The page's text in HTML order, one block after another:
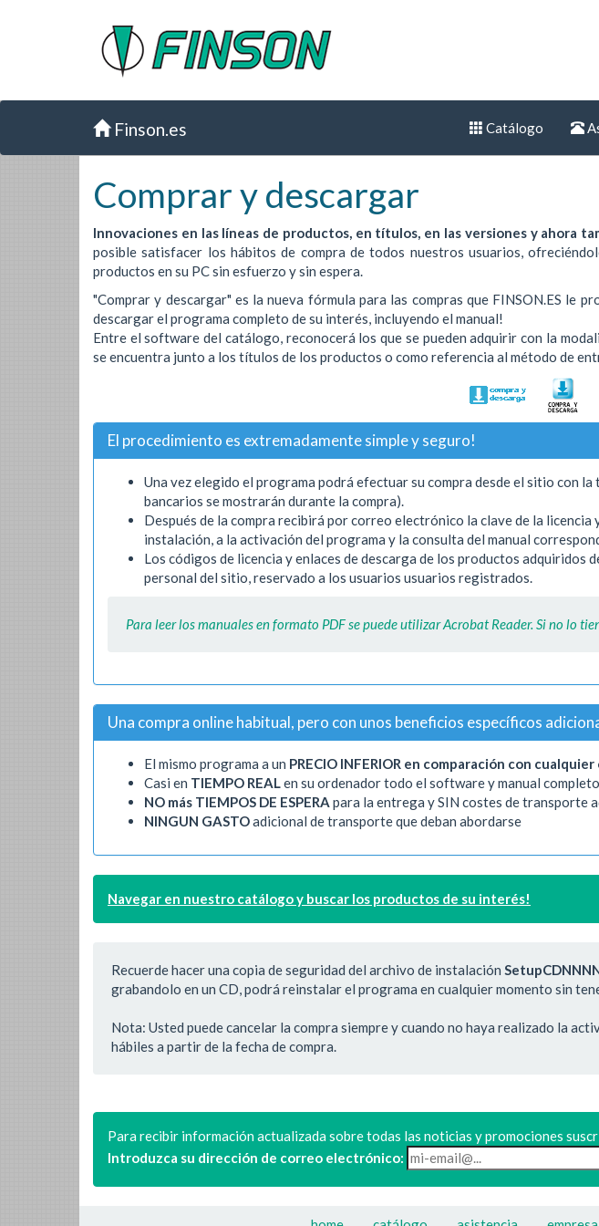
Finson.es Catálogo
Comprar y descargar
Innovaciones en las líneas de productos, en títulos, en las versiones y ahora
posible satisfacer los hábitos de compra de todos nuestros usuarios,
productos en su PC sin esfuerzo y sin espera.
"Comprar y descargar" es la nueva fórmula para las compras que FINSON.ES le
descargar el programa completo de su interés, incluyendo el manual!
Entre el software del catálogo, reconocerá los que se pueden adquirir con la
se encuentra junto a los títulos de los productos o como referencia al método de
El procedimiento es extremadamente simple y seguro!
Una vez elegido el programa podrá efectuar su compra desde el sitio con
bancarios se mostrarán durante la compra).
Después de la compra recibirá por correo electrónico la clave de la licencia
instalación, a la activación del programa y la consulta del manual
Los códigos de licencia y enlaces de descarga de los productos adquiridos
personal del sitio, reservado a los usuarios usuarios registrados.
Para leer los manuales en formato PDF se puede utilizar Acrobat Reader. Si no lo
Una compra online habitual, pero con unos beneficios específicos
El mismo programa a un PRECIO INFERIOR en comparación con
Casi en TIEMPO REALen su ordenador todo el software y manual completo
NO más TIEMPOS DE ESPERA para la entrega y SIN costes de transporte
NINGUN GASTOadicional de transporte que deban abordarse
Navegar en nuestro catálogo y buscar los productos de su interés!
Recuerde hacer una copia de seguridad del archivo de instalación
grabandolo en un CD, podrá reinstalar el programa en cualquier momento sin
Nota: Usted puede cancelar la compra siempre y cuando no haya realizado la
hábiles a partir de la fecha de compra.
Para recibir información actualizada sobre todas las noticias y promociones
Introduzca su dirección de correo electrónico: